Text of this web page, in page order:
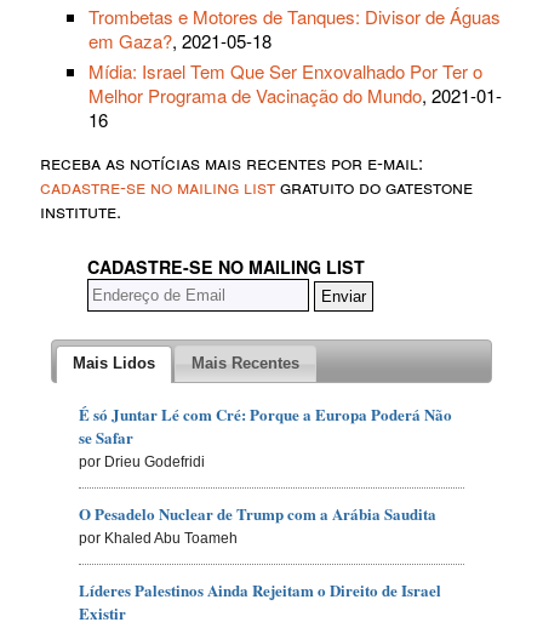
Trombetas e Motores de Tanques: Divisor de Águas
em Gaza?, 2021-05-18
Mídia: Israel Tem Que Ser Enxovalhado Por Ter o
Melhor Programa de Vacinação do Mundo, 2021-01-
16
receba as notícias mais recentes por e-mail:
cadastre-se no mailing listgratuito do gatestone
institute.
CADASTRE-SE NO MAILING LIST
Mais Lidos Mais Recentes
É só Juntar Lé com Cré: Porque a Europa Poderá Não
se Safar
por Drieu Godefridi
O Pesadelo Nuclear de Trump com a Arábia Saudita
por Khaled Abu Toameh
Líderes Palestinos Ainda Rejeitam o Direito de Israel
Existir